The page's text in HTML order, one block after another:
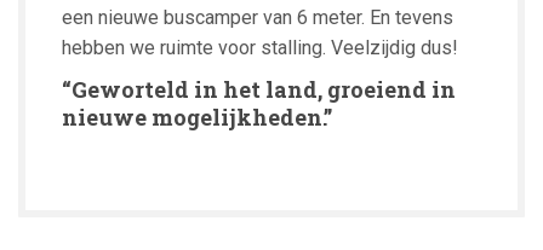
een nieuwe buscamper van 6 meter. En tevens
hebben we ruimte voor stalling. Veelzijdig dus!
“Geworteld in het land, groeiend in
nieuwe mogelijkheden.”